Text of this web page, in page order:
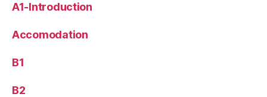
A1-Introduction
Accomodation
B1
B2